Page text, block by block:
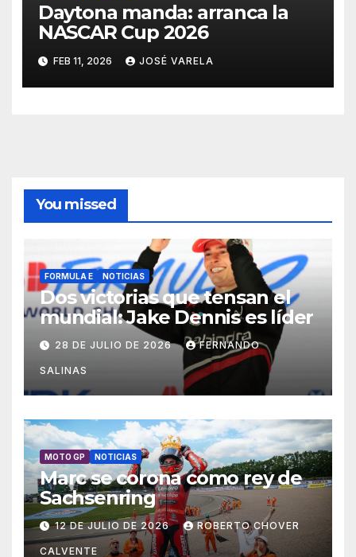
Daytona manda: arranca la
NASCAR Cup 2026
FEB 11, 2026 JOSÉ VARELA
You missed
FORMULA E NOTICIAS
Dos victorias que tensan el
mundial: Jake Dennis es líder
28 DE JULIO DE 2026 FERNANDO
SALINAS
MOTO GP NOTICIAS
Marc se corona como rey de
Sachsenring
12 DE JULIO DE 2026 ROBERTO CHOVER
CALVENTE